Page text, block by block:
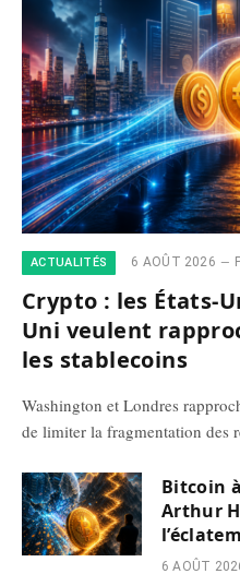
ACTUALITÉS 6 AOÛT 2026
Crypto : les États-
Uni veulent
les stablecoins
Washington et Londres
de limiter la fragmentation des
Bitcoin
Arthur
6 AOÛT